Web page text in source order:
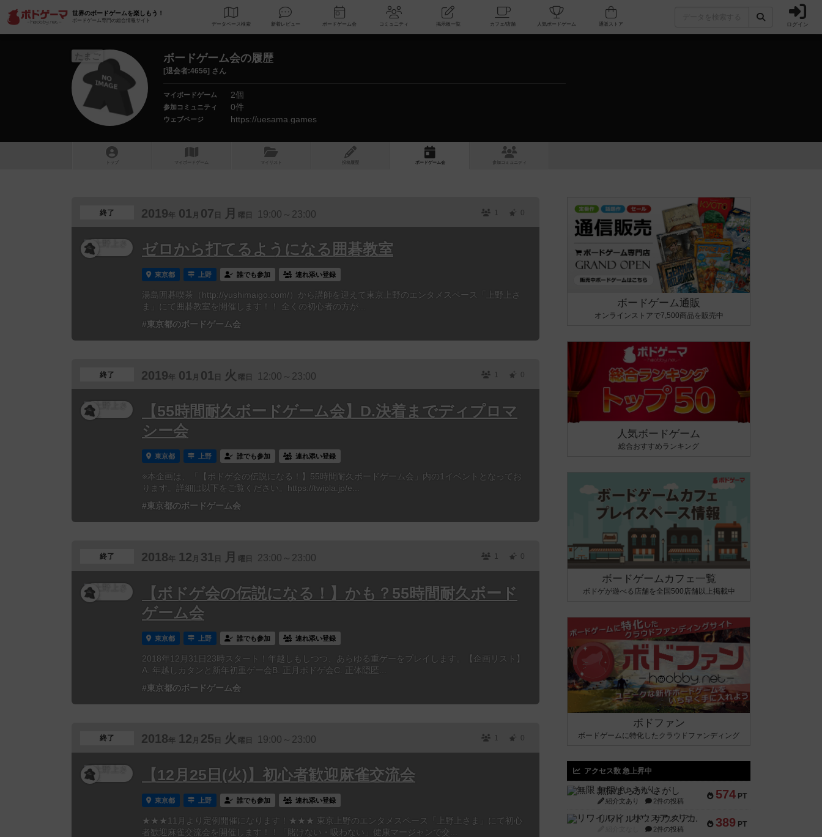
世界のボードゲームを楽しもう！
ボードゲーム専門の総合情報サイト
データベース 検索 新着レビュー ボードゲーム会 コミュニティ 掲示板一覧 カフェ/店舗 人気ボードゲーム ログイン
たまご ボードゲーム会の履歴
[退会者:4656] さん
マイボードゲーム 2個
参加コミュニティ 0件
ウェブページ https://uesama.games
トップ マイボードゲーム マイリスト 投稿履歴 ボ ードゲーム会 コミュニティ
終了 2019年 01 月 07 月 曜日 19:00～23:00 1 0
ゼロから打てるようになる囲碁教室
東京都 上野 誰でも参加 連れ添い登録
湯島囲碁喫茶（http://yushimaigo.com/）から講師を迎えて東京上野のエンタメスペース「上野上さ
ま」にて囲碁教室を開催します！！ 全くの初心者の方が...
#東京都のボードゲーム会
終了 2019年 01 月 01 火 曜日 12:00～23:00 1 0
【55時間耐久ボードゲーム会】D.決着までディプロマ
シー会
東京都 上野 誰でも参加 連れ添い登録
※本企画は、「【ボドゲ会の伝説になる！】55時間耐久ボードゲーム会」内の1イベントとなってお
ります。詳細は以下をご覧ください。https://twipla.jp/e...
#東京都のボードゲーム会
終了 2018年 12 月 31 月 曜日 23:00～23:00 1 0
【ボドゲ会の伝説になる！】かも？55時間耐久ボード
ゲーム会
東京都 上野 誰でも参加 連れ添い登録
2018年12月31日23時スタート！年越しもしつつ、あらゆる重ゲーをプレイします。【企画リスト】
A. 年越しカタンと新年初重ゲー会B. 正月ボドゲ会C. 正体隠匿...
#東京都のボードゲーム会
終了 2018年 12 月 25 火 曜日 19:00～23:00 1 0
【12月25日(火)】初心者歓迎麻雀交流会
東京都 上野 誰でも参加 連れ添い登録
★★★11月より定例開催になります！★★★ 東京上野のエンタメスペース「上野上さま」にて初心
者歓迎麻雀交流会を開催します！！「賭けない・吸わない」健康マージャンで交...
ボードゲーム通販
オンラインストアで7,500商品を販売中
人気ボードゲーム
総合おすすめランキング
ボードゲームカフェ一覧
ボドゲが遊べる店舗を全国500店舗以上掲載中
ボドファン
ボードゲームに特化したクラウドファンディング
アクセス数 急上昇中
574 PT
無限まちがいさがし
紹介文あり 2件の投稿
389 PT
リワイルド：サウスアメリカ
2件の投稿